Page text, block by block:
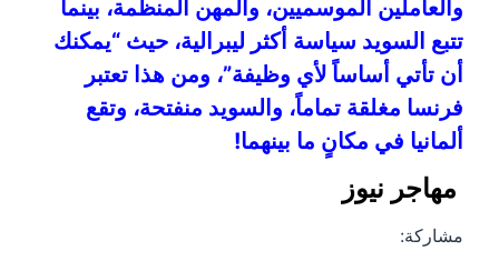
والعاملين الموسميين، والمهن المنظمة، بينما
تتبع السويد سياسة أكثر ليبرالية، حيث “يمكنك
أن تأتي أساساً لأي وظيفة”، ومن هذا تعتبر
فرنسا مغلقة تماماً، والسويد منفتحة، وتقع
ألمانيا في مكانٍ ما بينهما!
مهاجر نيوز
مشاركة: